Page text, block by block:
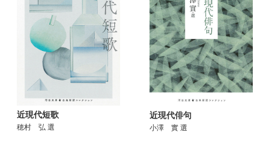
近現代短歌
穂村 弘 選
近現代俳句
小澤 實 選